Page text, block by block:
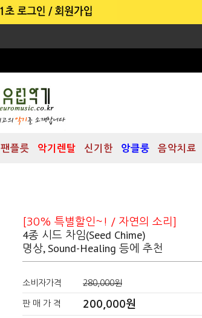
팬플릇 악기렌탈 신기한 앙클룽 음악치료
[30% 특별할인~! / 자연의 소리]
4종 시드 차임(Seed Chime)
명상, Sound-Healing 등에 추천
소비자가격 280,000원
판 매 가 격 200,000원